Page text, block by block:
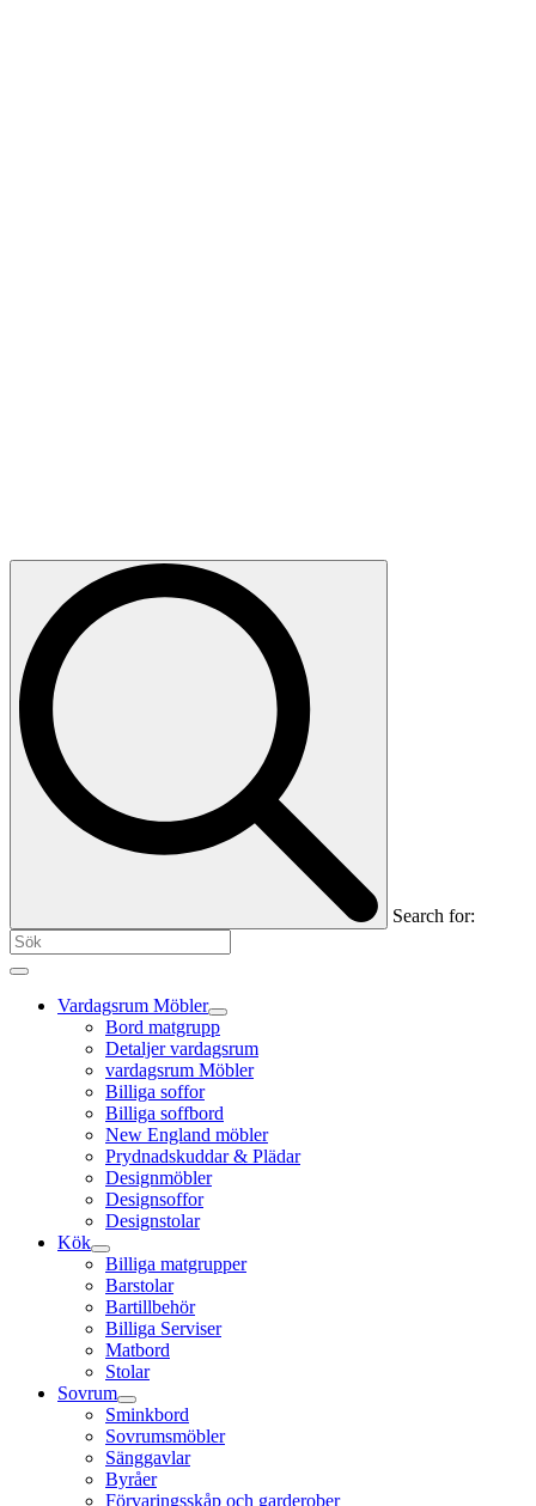
Search for:
Vardagsrum Möbler
Bord matgrupp
Detaljer vardagsrum
vardagsrum Möbler
Billiga soffor
Billiga soffbord
New England möbler
Prydnadskuddar & Plädar
Designmöbler
Designsoffor
Designstolar
Kök
Billiga matgrupper
Barstolar
Bartillbehör
Billiga Serviser
Matbord
Stolar
Sovrum
Sminkbord
Sovrumsmöbler
Sänggavlar
Byråer
Förvaringsskåp och garderober